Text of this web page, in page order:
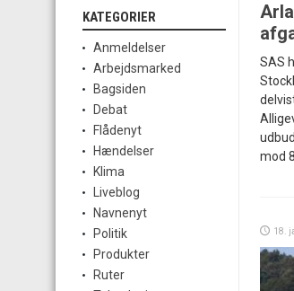
SAS
mod
18.
KATEGORIER
Anmeldelser
Arbejdsmarked
Bagsiden
Debat
Flådenyt
Hændelser
Klima
Liveblog
Navnenyt
Politik
Produkter
Ruter